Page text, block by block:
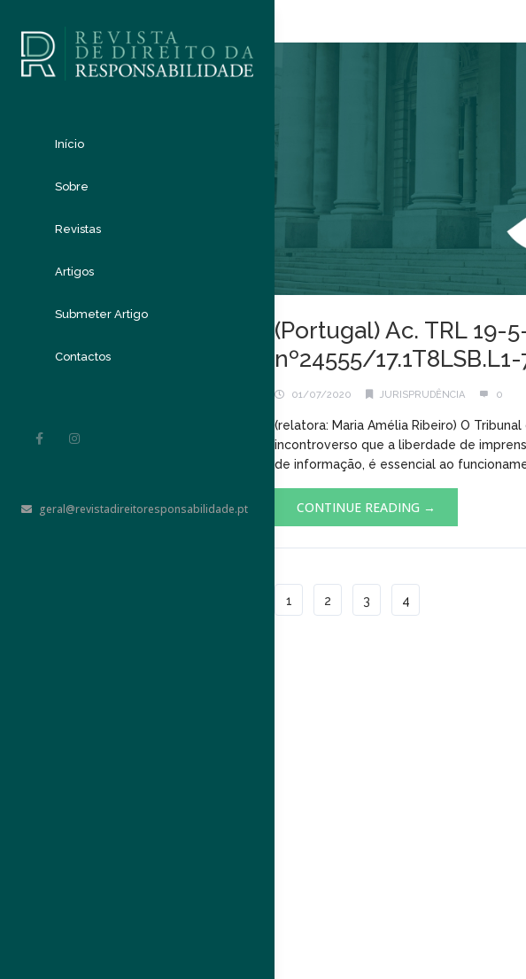
Início
Sobre
Revistas
Artigos
Submeter Artigo
Contactos
geral@revistadireitoresponsabilidade.pt
(Portugal) Ac. TRL 19-
nº24555/17.1T8LSB.L1-
01/07/2020 JURISPRUDÊNCIA 0
(relatora: Maria Amélia Ribeiro) O
incontroverso que a liberdade de
de informação, é essencial ao
CONTINUE READING →
1 2 3 4